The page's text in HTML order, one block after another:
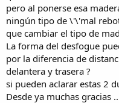
pero al ponerse esa
ningún tipo de \'\'mal
que cambiar el tipo de
La forma del desfogue
por la diferencia de
delantera y trasera ?
si pueden aclarar estas 2
Desde ya muchas gracias